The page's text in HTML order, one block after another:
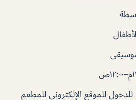
للدخول للموقع الإلكتروني للمطعم